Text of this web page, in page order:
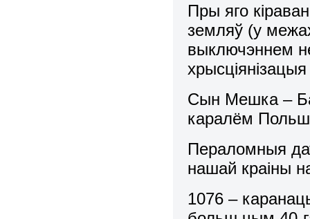
Пры яго
земляў (у
выключэннем
Сын Мешка –
каралём
Пераломныя
нашай краіны
1076 –